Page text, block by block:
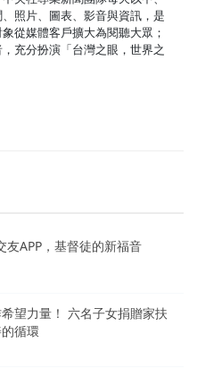
照片、圖表、影音與資訊，是
從媒體客戶擴大為閱聽大眾；
充分扮演「台灣之眼，世界之
友APP，基督徒的新福音
望力量！ 六名子女捐贈家扶
循環